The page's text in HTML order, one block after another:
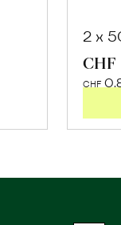
2 x
CHF
CHF